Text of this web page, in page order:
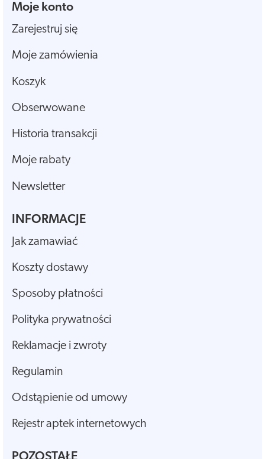
Moje konto
Zarejestruj się
Moje zamówienia
Koszyk
Obserwowane
Historia transakcji
Moje rabaty
Newsletter
INFORMACJE
Jak zamawiać
Koszty dostawy
Sposoby płatności
Polityka prywatności
Reklamacje i zwroty
Regulamin
Odstąpienie od umowy
Rejestr aptek internetowych